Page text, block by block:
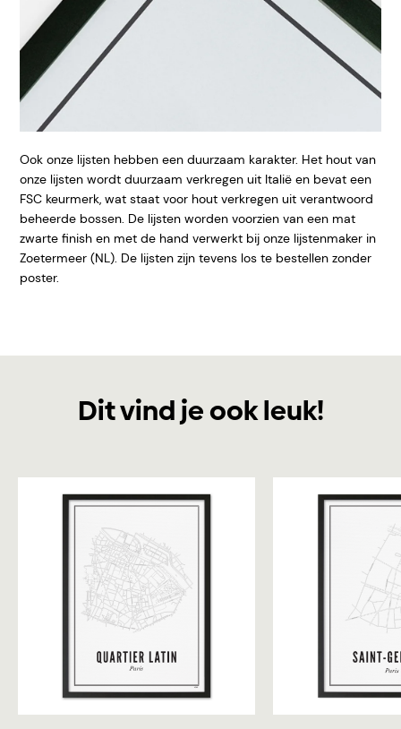
Ook onze lijsten hebben een duurzaam karakter. Het hout van
onze lijsten wordt duurzaam verkregen uit Italië en bevat een
FSC keurmerk, wat staat voor hout verkregen uit verantwoord
beheerde bossen. De lijsten worden voorzien van een mat
zwarte finish en met de hand verwerkt bij onze lijstenmaker in
Zoetermeer (NL). De lijsten zijn tevens los te bestellen zonder
poster.
Dit vind je ook leuk!